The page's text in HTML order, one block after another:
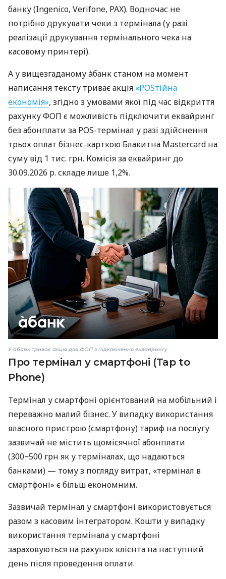
банку (Ingenico, Verifone, PAX). Водночас не
потрібно друкувати чеки з термінала (у разі
реалізації друкування термінального чека на
касовому принтері).
А у вищезгаданому àбанк станом на момент
написання тексту триває акція «POSтійна
економія», згідно з умовами якої під час відкриття
рахунку ФОП є можливість підключити еквайринг
без абонплати за POS-термінал у разі здійснення
трьох оплат бізнес-карткою Блакитна Mastercard на
суму від 1 тис. грн. Комісія за еквайринг до
30.09.2026 р. складе лише 1,2%.
У àбанк триває акція для ФОП з підключення еквайрингу
Про термінал у смартфоні (Tap to
Phone)
Термінал у смартфоні орієнтований на мобільний і
переважно малий бізнес. У випадку використання
власного пристрою (смартфону) тариф на послугу
зазвичай не містить щомісячної абонплати
(300−500 грн як у терміналах, що надаються
банками) — тому з погляду витрат, «термінал в
смартфоні» є більш економним.
Зазвичай термінал у смартфоні використовується
разом з касовим інтегратором. Кошти у випадку
використання термінала у смартфоні
зараховуються на рахунок клієнта на наступний
день після проведення оплати.